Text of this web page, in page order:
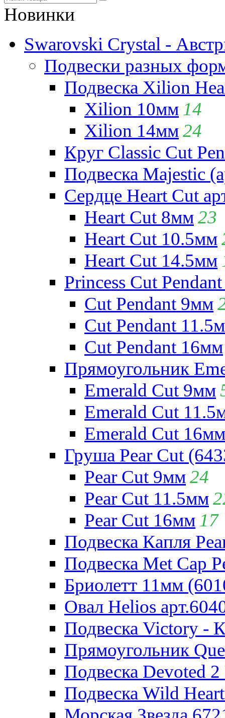
Новинки
Swarovski Crystal -
Подвески разных
Подвеска Xilion
Xilion 10мм 14
Xilion 14мм24
Круг Classic Cut
Подвеска Majestic
Сердце Heart Cut
Heart Cut 8мм23
Heart Cut 10.5мм
Heart Cut 14.5мм
Princess Cut
Cut Pendant 9мм
Cut Pendant
Cut Pendant 16мм
Прямоугольник
Emerald Cut 9мм
Emerald Cut
Emerald Cut 16мм
Груша Pear Cut
Pear Cut 9мм24
Pear Cut 11.5мм
Pear Cut 16мм 17
Подвеска Капля
Подвеска Met Cap
Бриолетт 11мм
Овал Helios
Подвеска Victory -
Прямоугольник
Подвеска Devoted
Подвеска Wild